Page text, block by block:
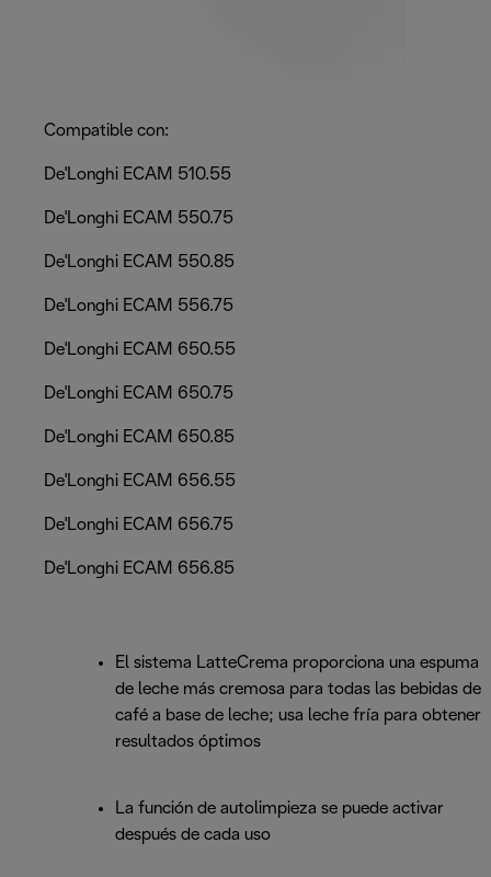
Compatible con:
De'Longhi ECAM 510.55
De'Longhi ECAM 550.75
De'Longhi ECAM 550.85
De'Longhi ECAM 556.75
De'Longhi ECAM 650.55
De'Longhi ECAM 650.75
De'Longhi ECAM 650.85
De'Longhi ECAM 656.55
De'Longhi ECAM 656.75
De'Longhi ECAM 656.85
El sistema LatteCrema proporciona una espuma
de leche más cremosa para todas las bebidas de
café a base de leche; usa leche fría para obtener
resultados óptimos
La función de autolimpieza se puede activar
después de cada uso